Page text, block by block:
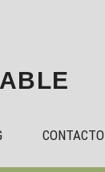
CONTACTO